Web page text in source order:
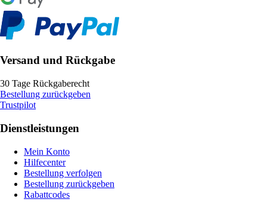
Versand und Rückgabe
30 Tage Rückgaberecht
Bestellung zurückgeben
Trustpilot
Dienstleistungen
Mein Konto
Hilfecenter
Bestellung verfolgen
Bestellung zurückgeben
Rabattcodes